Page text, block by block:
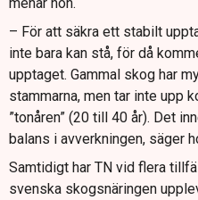
– För att säkra ett stabilt
inte bara kan stå, för då
upptaget. Gammal skog har
stammarna, men tar inte upp
”tonåren” (20 till 40 år). Det
balans i avverkningen, säger
Samtidigt har TN vid flera
svenska skogsnäringen